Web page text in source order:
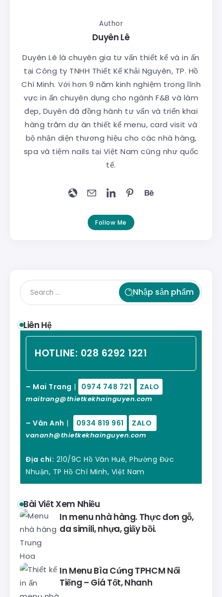
Author
Duyên Lê
Duyên Lê là chuyên gia tư vấn thiết kế và in ấn
tại Công ty TNHH Thiết Kế Khải Nguyên, TP. Hồ
Chí Minh. Với hơn 9 năm kinh nghiệm trong lĩnh
vực in ấn chuyên dụng cho ngành F&B và làm
đẹp, Duyên đã đồng hành tư vấn và triển khai
hàng trăm dự án thiết kế menu, card visit và
bộ nhận diện thương hiệu cho các nhà hàng,
spa và tiệm nails tại Việt Nam cũng như quốc
tế.
Follow Me
Nhập sản phẩm
Liên Hệ
HOTLINE: 028 6292 1221
– Mai Trang | 0974 748 721 ZALO
maitrang@thietkekhainguyen.com
– Vân Anh | 0934 819 961 ZALO
vananh@thietkekhainguyen.com
Địa chỉ: 210/9C Hồ Văn Huê, Phường Đức
Nhuận, TP Hồ Chí Minh, Việt Nam
Bài Viết Xem Nhiều
In menu nhà hàng. Thực đơn gỗ,
da simili, nhựa, giấy bồi.
In Menu Bìa Cứng TPHCM Nổi
Tiếng – Giá Tốt, Nhanh